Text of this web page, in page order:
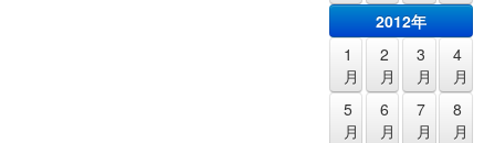
2012年
1
月
2
月
3
月
4
月
5
月
6
月
7
月
8
月